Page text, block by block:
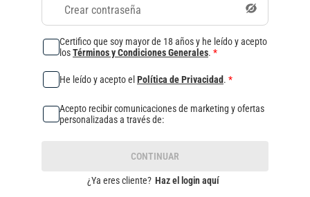
Crear contraseña
Certifico que soy mayor de 18 años y he leído y acepto
losTérminos y Condiciones Generales. *
He leído y acepto el Política de Privacidad. *
Acepto recibir comunicaciones de marketing y ofertas
personalizadas a través de:
CONTINUAR
¿Ya eres cliente? Haz el login aquí